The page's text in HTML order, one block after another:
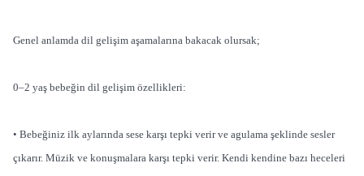
Genel anlamda dil gelişim aşamalarına bakacak olursak;
0–2 yaş bebeğin dil gelişim özellikleri:
• Bebeğiniz ilk aylarında sese karşı tepki verir ve agulama şeklinde sesler
çıkarır. Müzik ve konuşmalara karşı tepki verir. Kendi kendine bazı heceleri